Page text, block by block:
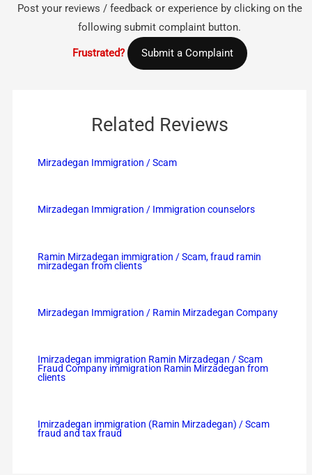
Post your reviews / feedback or experience by clicking on the
following submit complaint button.
Frustrated? Submit a Complaint
Related Reviews
Mirzadegan Immigration / Scam
Mirzadegan Immigration / Immigration counselors
Ramin Mirzadegan immigration / Scam, fraud ramin
mirzadegan from clients
Mirzadegan Immigration / Ramin Mirzadegan Company
Imirzadegan immigration Ramin Mirzadegan / Scam
Fraud Company immigration Ramin Mirzadegan from
clients
Imirzadegan immigration (Ramin Mirzadegan) / Scam
fraud and tax fraud